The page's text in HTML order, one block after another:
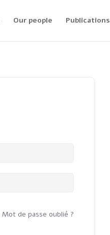
Our people Publications
Mot de passe oublié ?